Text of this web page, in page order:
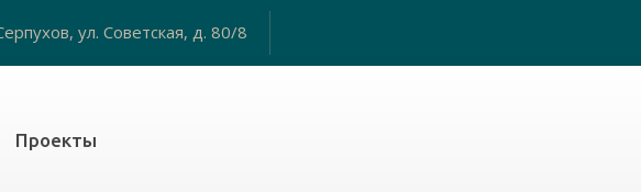
ул. Советская, д. 80/8
Проекты